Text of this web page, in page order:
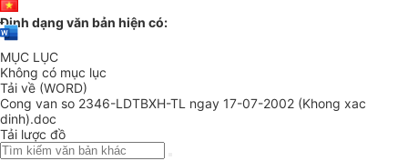
Định dạng văn bản hiện có:
MỤC LỤC
Không có mục lục
Tải về (WORD)
Cong van so 2346-LDTBXH-TL ngay 17-07-2002 (Khong xac
dinh).doc
Tải lược đồ